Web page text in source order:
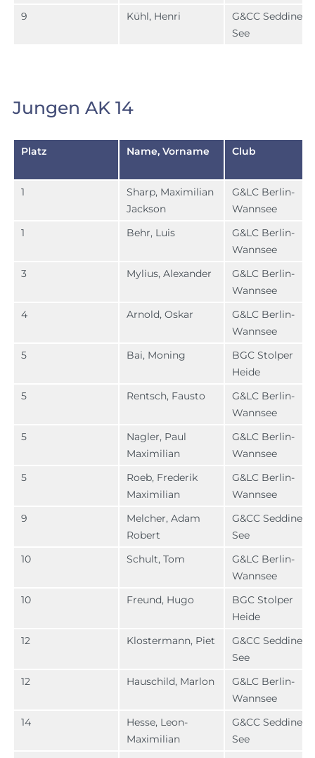
9
Kühl, Henri
G&CC Seddiner
See
Jungen AK 14
Platz Name, Vorname Club
1
Sharp, Maximilian
Jackson
G&LC Berlin-
Wannsee
1
Behr, Luis
G&LC Berlin-
Wannsee
3
Mylius, Alexander
G&LC Berlin-
Wannsee
4
Arnold, Oskar
G&LC Berlin-
Wannsee
5
Bai, Moning
BGC Stolper
Heide
5
Rentsch, Fausto
G&LC Berlin-
Wannsee
5
Nagler, Paul
Maximilian
G&LC Berlin-
Wannsee
5
Roeb, Frederik
Maximilian
G&LC Berlin-
Wannsee
9
Melcher, Adam
Robert
G&CC Seddiner
See
10
Schult, Tom
G&LC Berlin-
Wannsee
10
Freund, Hugo
BGC Stolper
Heide
12
Klostermann, Piet
G&CC Seddiner
See
12
Hauschild, Marlon
G&LC Berlin-
Wannsee
14
Hesse, Leon-
Maximilian
G&CC Seddiner
See